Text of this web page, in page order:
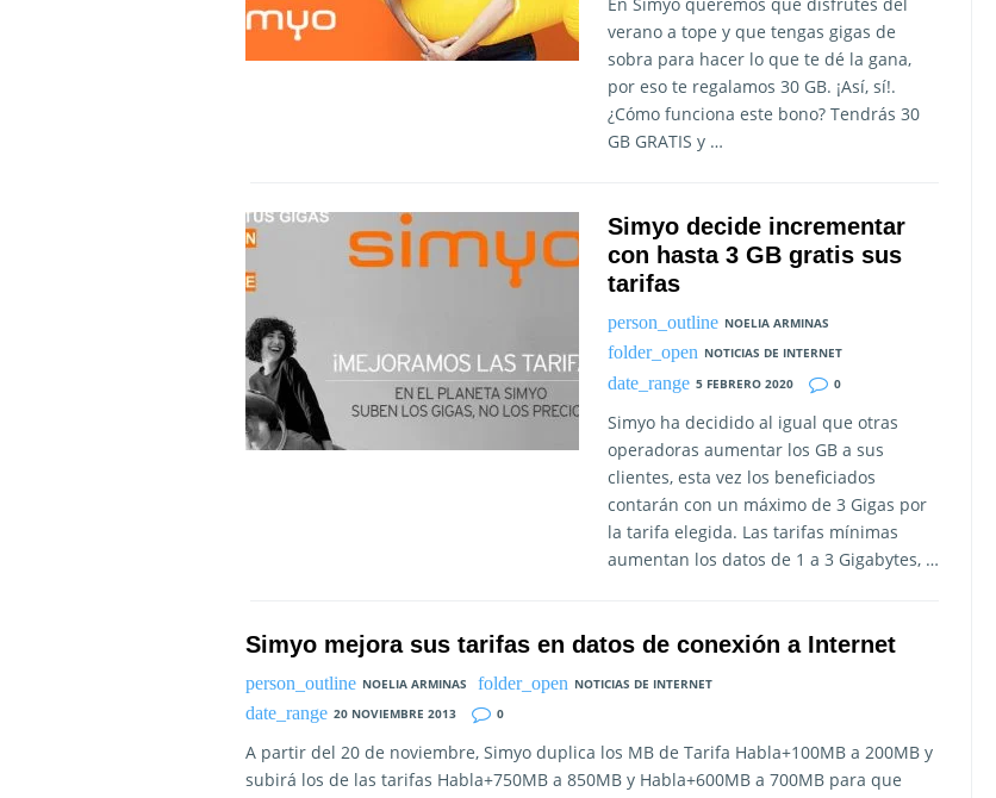
verano a tope y que tengas gigas de
sobra para hacer lo que te dé la gana,
por eso te regalamos 30 GB. ¡Así, sí!.
¿Cómo funciona este bono? Tendrás 30
GB GRATIS y …
Simyo decide incrementar
con hasta 3 GB gratis sus
tarifas
NOELIA ARMINAS
NOTICIAS DE INTERNET
5 FEBRERO 2020
0
Simyo ha decidido al igual que otras
operadoras aumentar los GB a sus
clientes, esta vez los beneficiados
contarán con un máximo de 3 Gigas por
la tarifa elegida. Las tarifas mínimas
aumentan los datos de 1 a 3 Gigabytes, …
Simyo mejora sus tarifas en datos de conexión a Internet
NOELIA ARMINAS
NOTICIAS DE INTERNET
20 NOVIEMBRE 2013
0
A partir del 20 de noviembre, Simyo duplica los MB de Tarifa Habla+100MB a 200MB y
subirá los de las tarifas Habla+750MB a 850MB y Habla+600MB a 700MB para que